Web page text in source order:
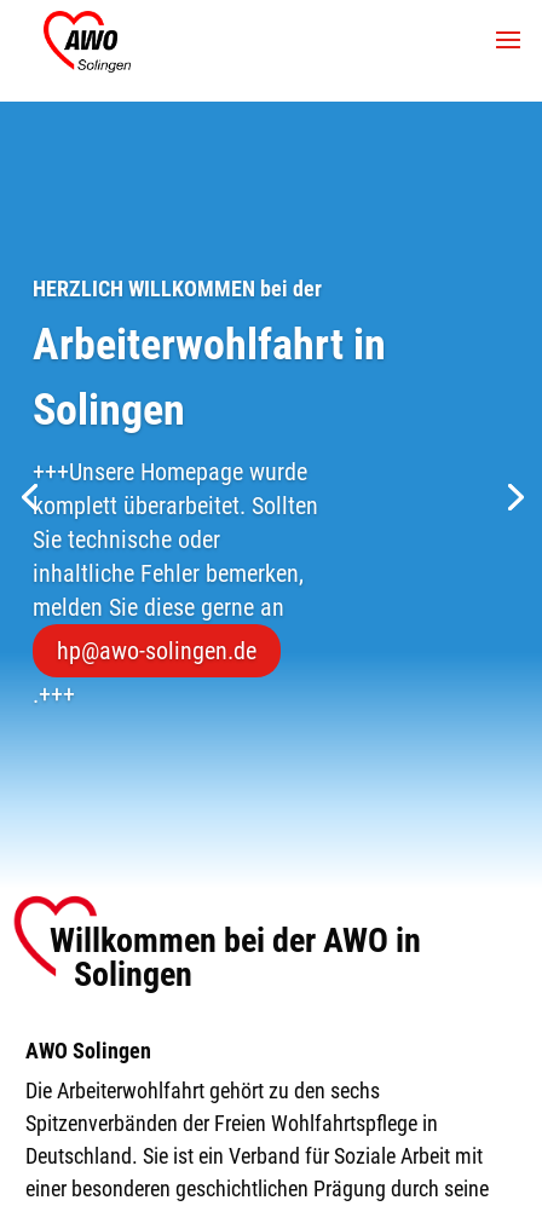
HERZLICH WILLKOMMEN bei der
Arbeiterwohlfahrt in
Solingen
+++Unsere Homepage wurde
komplett überarbeitet. Sollten
Sie technische oder
inhaltliche Fehler bemerken,
melden Sie diese gerne an
hp@awo-solingen.de
.+++
Willkommen bei der AWO in
Solingen
AWO Solingen
Die Arbeiterwohlfahrt gehört zu den sechs
Spitzenverbänden der Freien Wohlfahrtspflege in
Deutschland. Sie ist ein Verband für Soziale Arbeit mit
einer besonderen geschichtlichen Prägung durch seine